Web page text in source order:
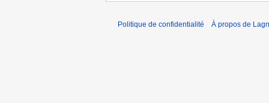
Politique de confidentialité À propos de